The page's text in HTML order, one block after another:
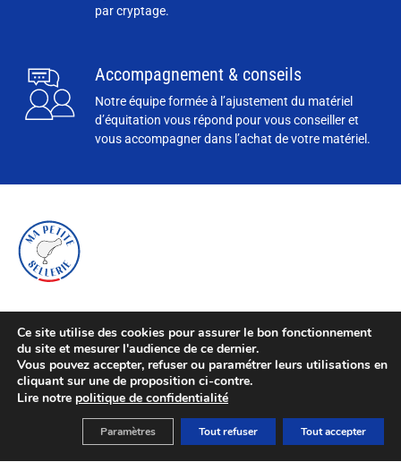
Ce site utilise des cookies pour assurer le bon fonctionnement
du site et mesurer l'audience de ce dernier.
Vous pouvez accepter, refuser ou paramétrer leurs utilisations en
cliquant sur une de proposition ci-contre.
Lire notre politique de confidentialité
Tout accepter
Tout refuser
Paramètres
par cryptage.
Accompagnement & conseils
Notre équipe formée à l’ajustement du matériel
d’équitation vous répond pour vous conseiller et
vous accompagner dans l’achat de votre matériel.